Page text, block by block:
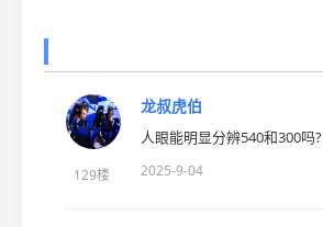
129楼
龙叔虎伯
人眼能明显分辨540和300吗?
2025-9-04